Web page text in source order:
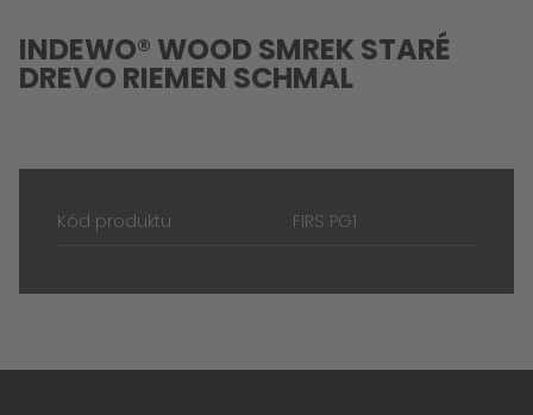
INDEWO® WOOD SMREK STARÉ
DREVO RIEMEN SCHMAL
Kód produktu FIRS PG1